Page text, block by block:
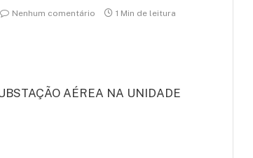
Nenhum comentário 1 Min de leitura
AÉREA NA UNIDADE